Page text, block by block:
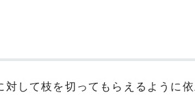
して枝を切ってもらえるように依